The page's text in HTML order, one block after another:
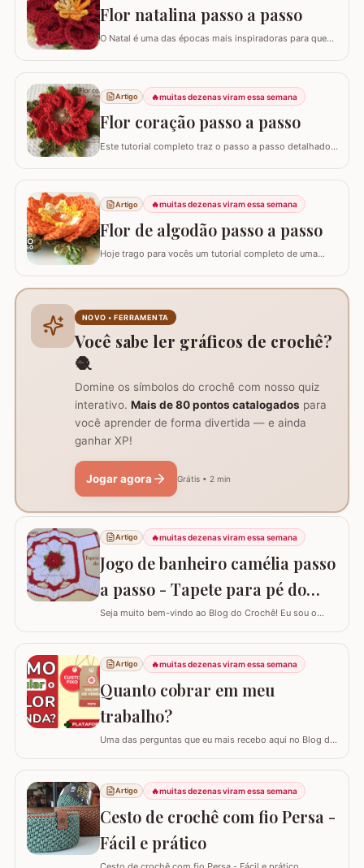
agregando ainda mais valor em nossas…
Flor natalina passo a passo
O Natal é uma das épocas mais inspiradoras para quem
uma criação belíssima da artesã Shirley Lucimar, que
gentilmente compartilhou seu…
Artigo 🔥muitas dezenas viram essa semana
Flor coração passo a passo
Este tutorial completo traz o passo a passo detalhado
8 pétalas, garantindo um formato mais cheio e
arredondado, ideal para tapetes, mantas e…
Artigo 🔥muitas dezenas viram essa semana
Flor de algodão passo a passo
Hoje trago para vocês um tutorial completo de uma
seu trabalho manual, seja em colchas, caminhos de
mesa ou tapetes. Vamos aprender com…
NOVO • FERRAMENTA
Você sabe ler gráficos de crochê?
🧶
Domine os símbolos do crochê com nosso quiz
interativo. Mais de 80 pontos catalogados para
você aprender de forma divertida — e ainda
ganhar XP!
Jogar agora Grátis • 2 min
Artigo 🔥muitas dezenas viram essa semana
Jogo de banheiro camélia passo
a passo - Tapete para pé do
vaso
Seja muito bem-vindo ao Blog do Crochê! Eu sou o
tapete camélia para o pé do vaso sanitário. Este passo
a passo foi elaborado com muito carinho para que você
complete seu jogo de banheiro com perfeição. É uma
peça com encaixe preciso e um…
Artigo 🔥muitas dezenas viram essa semana
Quanto cobrar em meu
trabalho?
Uma das perguntas que eu mais recebo aqui no Blog do
quem já tem estrada, é: "Samuel, quanto eu devo cobrar
pelas minhas peças?". Eu sei que muitas vezes o medo
de cobrar o valor justo e não vender fala mais alto, mas
hoje eu quero te ajudar a mudar…
Artigo 🔥muitas dezenas viram essa semana
Cesto de crochê com fio Persa -
Fácil e prático